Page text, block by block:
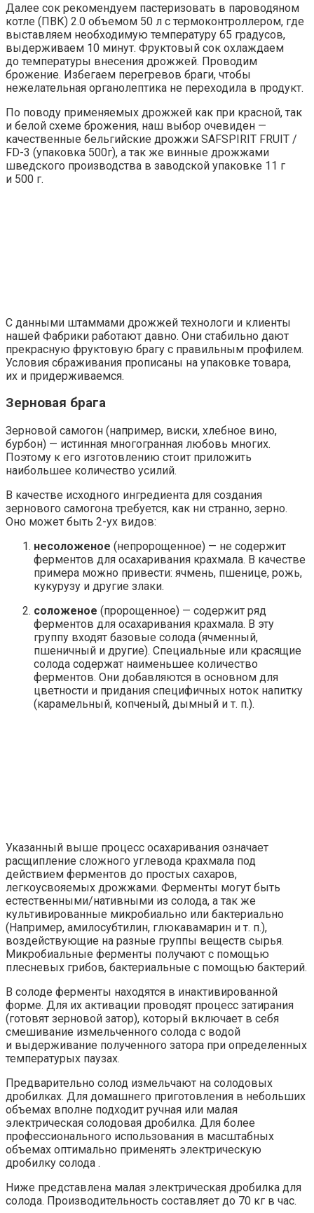
Далее сок рекомендуем пастеризовать в пароводяном
котле (ПВК) 2.0 объемом 50 л с термоконтроллером, где
выставляем необходимую температуру 65 градусов,
выдерживаем 10 минут. Фруктовый сок охлаждаем
до температуры внесения дрожжей. Проводим
брожение. Избегаем перегревов браги, чтобы
нежелательная органолептика не переходила в продукт.
По поводу применяемых дрожжей как при красной, так
и белой схеме брожения, наш выбор очевиден —
качественные бельгийские дрожжи SAFSPIRIT FRUIT /
FD-3 (упаковка 500г), а так же винные дрожжами
шведского производства в заводской упаковке 11 г
и 500 г.
С данными штаммами дрожжей технологи и клиенты
нашей Фабрики работают давно. Они стабильно дают
прекрасную фруктовую брагу с правильным профилем.
Условия сбраживания прописаны на упаковке товара,
их и придерживаемся.
Зерновая брага
Зерновой самогон (например, виски, хлебное вино,
бурбон) — истинная многогранная любовь многих.
Поэтому к его изготовлению стоит приложить
наибольшее количество усилий.
В качестве исходного ингредиента для создания
зернового самогона требуется, как ни странно, зерно.
Оно может быть 2-ух видов:
несоложеное (непророщенное) — не содержит
ферментов для осахаривания крахмала. В качестве
примера можно привести: ячмень, пшеницe, рожь,
кукурузу и другие злаки.
соложеное (пророщенное) — содержит ряд
ферментов для осахаривания крахмала. В эту
группу входят базовые солода (ячменный,
пшеничный и другие). Специальные или красящие
солода содержат наименьшее количество
ферментов. Они добавляются в основном для
цветности и придания специфичных ноток напитку
(карамельный, копченый, дымный и т. п.).
Указанный выше процесс осахаривания означает
расщипление сложного углевода крахмала под
действием ферментов до простых сахаров,
легкоусвояемых дрожжами. Ферменты могут быть
естественными/нативными из солода, а так же
культивированные микробиально или бактериально
(Например, амилосубтилин, глюкавамарин и т. п.),
воздействующие на разные группы веществ сырья.
Микробиальные ферменты получают с помощью
плесневых грибов, бактериальные с помощью бактерий.
В солоде ферменты находятся в инактивированной
форме. Для их активации проводят процесс затирания
(готовят зерновой затор), который включает в себя
смешивание измельченного солода с водой
и выдерживание полученного затора при определенных
температурых паузах.
Предварительно солод измельчают на солодовых
дробилках. Для домашнего приготовления в небольших
объемах вполне подходит ручная или малая
электрическая солодовая дробилка. Для более
профессионального использования в масштабных
объемах оптимально применять электрическую
дробилку солода .
Ниже представлена малая электрическая дробилка для
солода. Производительность составляет до 70 кг в час.